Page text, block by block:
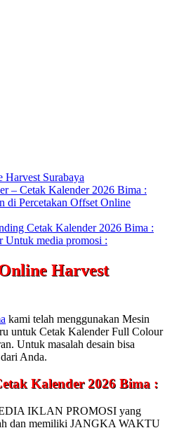
Harvest Surabaya
– Cetak Kalender 2026 Bima :
di Percetakan Offset Online
Cetak Kalender 2026 Bima :
Untuk media promosi :
Harvest
kami telah menggunakan Mesin
untuk Cetak Kalender Full Colour
Untuk masalah desain bisa
Anda.
Kalender 2026 Bima :
IKLAN PROMOSI yang
dan memiliki JANGKA WAKTU